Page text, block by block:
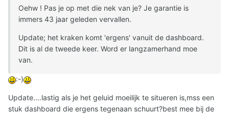
Oehw ! Pas je op met die nek van je? Je garantie is
immers 43 jaar geleden vervallen.
Update; het kraken komt 'ergens' vanuit de dashboard.
Dit is al de tweede keer. Word er langzamerhand moe
van.
:-)
Update....lastig als je het geluid moeilijk te situeren is,mss een
stuk dashboard die ergens tegenaan schuurt?best mee bij de